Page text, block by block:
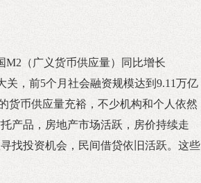
M2（广义货币供应量）同比增长
关，前5个月社会融资规模达到9.11万亿
货币供应量充裕，不少机构和个人依然
产品，房地产市场活跃，房价持续走
找投资机会，民间借贷依旧活跃。这些